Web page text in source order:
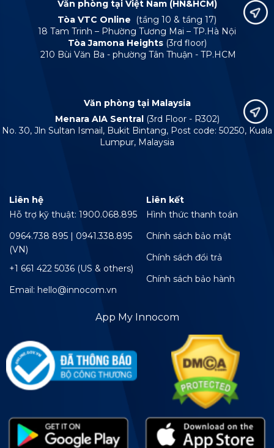
Văn phòng tại Việt Nam (HN&HCM)
Tòa VTC Online
(tầng 10 & tầng 17)
18 Tam Trinh – Phường Tương Mai – TP.Hà Nội
Tòa Jamona Heights (3rd floor)
210 Bùi Văn Ba - phường Tân Thuận - TP.HCM
Văn phòng tại Malaysia
Menara AIA Sentral (3rd Floor - R302)
No. 30, Jln Sultan Ismail, Bukit Bintang, Post code: 50250, Kuala
Lumpur, Malaysia
Liên hệ
Hỗ trợ kỹ thuật: 1900.068.895
0964.738 895 | 0941.338.895
(VN)
+1 661 422 5036 (US & others)
Email: hello@innocom.vn
Liên kết
Hình thức thanh toán
Chính sách bảo mật
Chính sách đổi trả
Chính sách bảo hành
App My Innocom